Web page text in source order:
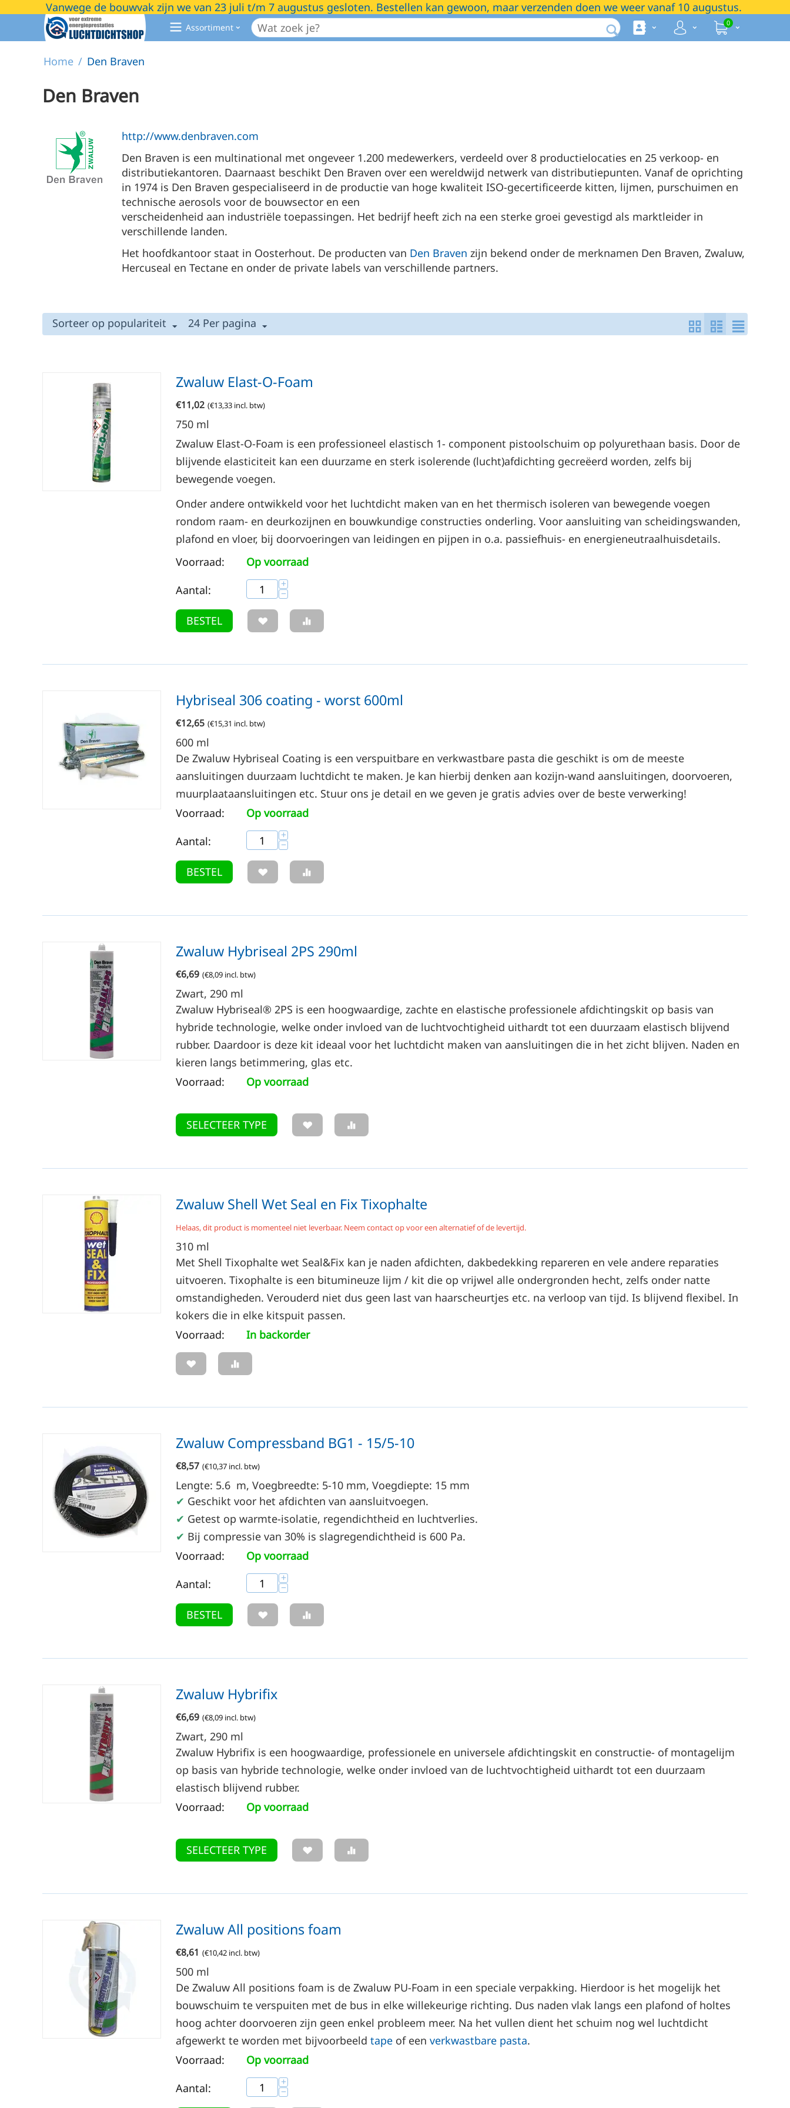
Vanwege de bouwvak zijn we van 23 juli t/m 7 augustus gesloten. Bestellen kan gewoon, maar verzenden doen we weer vanaf 10 augustus.
Assortiment 0
Home / Den Braven
Den Braven
http://www.denbraven.com
Den Braven is een multinational met ongeveer 1.200 medewerkers, verdeeld over 8 productielocaties en 25 verkoop- en
distributiekantoren. Daarnaast beschikt Den Braven over een wereldwijd netwerk van distributiepunten. Vanaf de oprichting
in 1974 is Den Braven gespecialiseerd in de productie van hoge kwaliteit ISO-gecertificeerde kitten, lijmen, purschuimen en
technische aerosols voor de bouwsector en een
verscheidenheid aan industriële toepassingen. Het bedrijf heeft zich na een sterke groei gevestigd als marktleider in
verschillende landen.
Het hoofdkantoor staat in Oosterhout. De producten van Den Braven zijn bekend onder de merknamen Den Braven, Zwaluw,
Hercuseal en Tectane en onder de private labels van verschillende partners.
Sorteer op populariteit 24 Per pagina
Zwaluw Elast-O-Foam
€11,02 (€13,33 incl. btw)
750 ml
Zwaluw Elast-O-Foam is een professioneel elastisch 1- component pistoolschuim op polyurethaan basis. Door de
blijvende elasticiteit kan een duurzame en sterk isolerende (lucht)afdichting gecreëerd worden, zelfs bij
bewegende voegen.
Onder andere ontwikkeld voor het luchtdicht maken van en het thermisch isoleren van bewegende voegen
rondom raam- en deurkozijnen en bouwkundige constructies onderling. Voor aansluiting van scheidingswanden,
plafond en vloer, bij doorvoeringen van leidingen en pijpen in o.a. passiefhuis- en energieneutraalhuisdetails.
Voorraad:
Op voorraad
Aantal:
+
−
BESTEL
Hybriseal 306 coating - worst 600ml
€12,65 (€15,31 incl. btw)
600 ml
De Zwaluw Hybriseal Coating is een verspuitbare en verkwastbare pasta die geschikt is om de meeste
aansluitingen duurzaam luchtdicht te maken. Je kan hierbij denken aan kozijn-wand aansluitingen, doorvoeren,
muurplaataansluitingen etc. Stuur ons je detail en we geven je gratis advies over de beste verwerking!
Voorraad:
Op voorraad
Aantal:
+
−
BESTEL
Zwaluw Hybriseal 2PS 290ml
€6,69 (€8,09 incl. btw)
Zwart, 290 ml
Zwaluw Hybriseal® 2PS is een hoogwaardige, zachte en elastische professionele afdichtingskit op basis van
hybride technologie, welke onder invloed van de luchtvochtigheid uithardt tot een duurzaam elastisch blijvend
rubber. Daardoor is deze kit ideaal voor het luchtdicht maken van aansluitingen die in het zicht blijven. Naden en
kieren langs betimmering, glas etc.
Voorraad:
Op voorraad
SELECTEER TYPE
Zwaluw Shell Wet Seal en Fix Tixophalte
Helaas, dit product is momenteel niet leverbaar. Neem contact op voor een alternatief of de levertijd.
310 ml
Met Shell Tixophalte wet Seal&Fix kan je naden afdichten, dakbedekking repareren en vele andere reparaties
uitvoeren. Tixophalte is een bitumineuze lijm / kit die op vrijwel alle ondergronden hecht, zelfs onder natte
omstandigheden. Verouderd niet dus geen last van haarscheurtjes etc. na verloop van tijd. Is blijvend flexibel. In
kokers die in elke kitspuit passen.
Voorraad:
In backorder
Zwaluw Compressband BG1 - 15/5-10
€8,57 (€10,37 incl. btw)
Lengte: 5.6 m, Voegbreedte: 5-10 mm, Voegdiepte: 15 mm
✔ Geschikt voor het afdichten van aansluitvoegen.
✔ Getest op warmte-isolatie, regendichtheid en luchtverlies.
✔ Bij compressie van 30% is slagregendichtheid is 600 Pa.
Voorraad:
Op voorraad
Aantal:
+
−
BESTEL
Zwaluw Hybrifix
€6,69 (€8,09 incl. btw)
Zwart, 290 ml
Zwaluw Hybrifix is een hoogwaardige, professionele en universele afdichtingskit en constructie- of montagelijm
op basis van hybride technologie, welke onder invloed van de luchtvochtigheid uithardt tot een duurzaam
elastisch blijvend rubber.
Voorraad:
Op voorraad
SELECTEER TYPE
Zwaluw All positions foam
€8,61 (€10,42 incl. btw)
500 ml
De Zwaluw All positions foam is de Zwaluw PU-Foam in een speciale verpakking. Hierdoor is het mogelijk het
bouwschuim te verspuiten met de bus in elke willekeurige richting. Dus naden vlak langs een plafond of holtes
hoog achter doorvoeren zijn geen enkel probleem meer. Na het vullen dient het schuim nog wel luchtdicht
afgewerkt te worden met bijvoorbeeld tape of een verkwastbare pasta.
Voorraad:
Op voorraad
Aantal:
+
−